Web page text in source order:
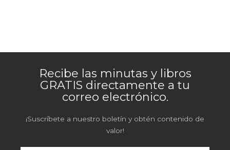
Recibe las minutas y libros
GRATIS directamente a tu
correo electrónico.
¡Suscríbete a nuestro boletín y obtén contenido de
valor!